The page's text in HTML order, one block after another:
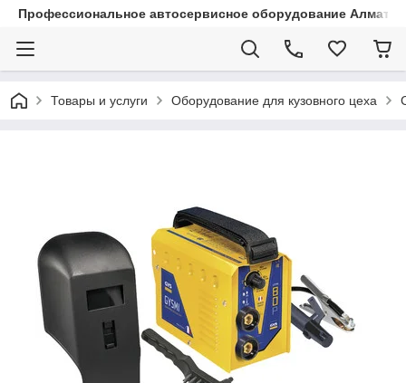
Профессиональное автосервисное оборудование Алматы
Товары и услуги Оборудование для кузовного цеха